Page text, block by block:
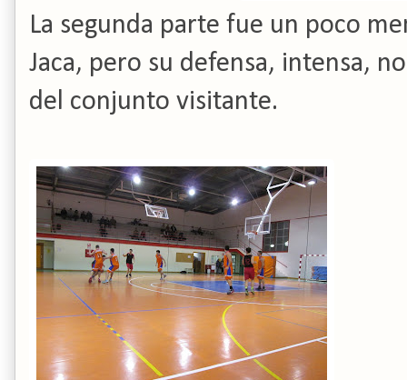
La segunda parte fue un poco
Jaca, pero su defensa, intensa,
del conjunto visitante.